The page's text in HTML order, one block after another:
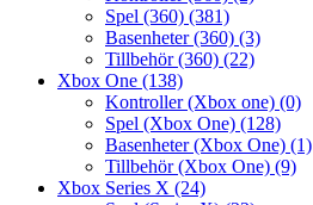
Spel (360) (381)
Basenheter (360) (3)
Tillbehör (360) (22)
Xbox One (138)
Kontroller (Xbox one) (0)
Spel (Xbox One) (128)
Basenheter (Xbox One) (1)
Tillbehör (Xbox One) (9)
Xbox Series X (24)